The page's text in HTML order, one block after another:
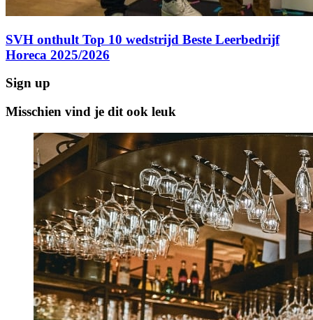
SVH onthult Top 10 wedstrijd Beste Leerbedrijf
Horeca 2025/2026
Sign up
Misschien vind je dit ook leuk